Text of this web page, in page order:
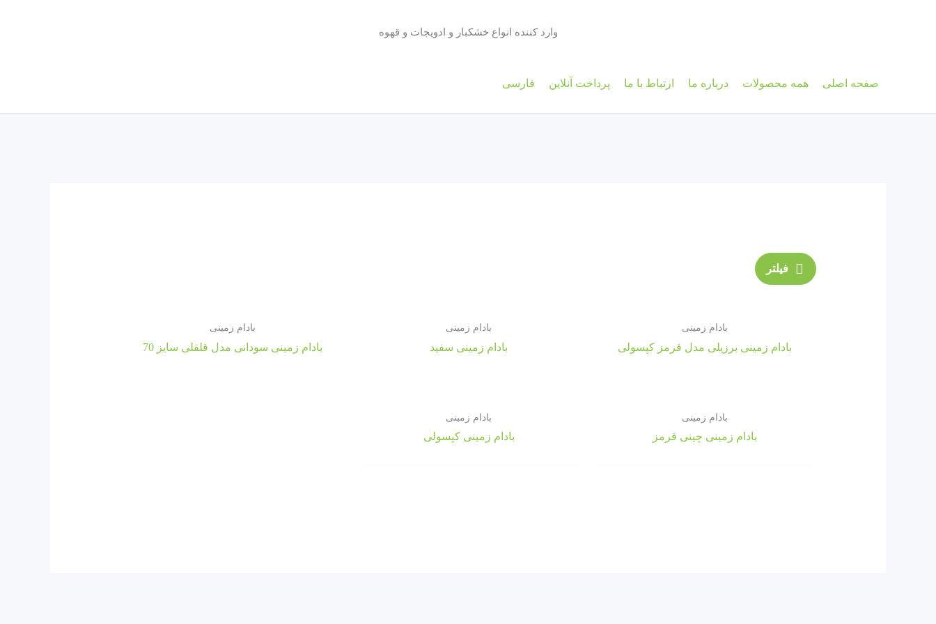
وارد کننده انواع خشکبار و ادویجات و قهوه
صفحه اصلی همه‌ محصولات درباره ما ارتباط با ما پرداخت آنلاین فارسی
فیلتر
بادام زمینی
بادام زمینی برزیلی مدل قرمز کپسولی
بادام زمینی
بادام زمینی سفید
بادام زمینی
بادام زمینی سودانی مدل قلقلی سایز 70
بادام زمینی
بادام زمینی چینی قرمز
بادام زمینی
بادام زمینی کپسولی